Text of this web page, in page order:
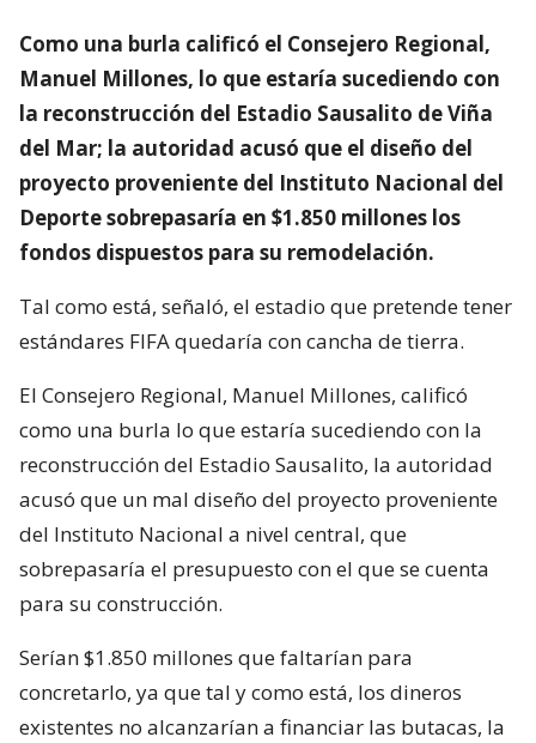
Como una burla calificó el Consejero Regional,
Manuel Millones, lo que estaría sucediendo con
la reconstrucción del Estadio Sausalito de Viña
del Mar; la autoridad acusó que el diseño del
proyecto proveniente del Instituto Nacional del
Deporte sobrepasaría en $1.850 millones los
fondos dispuestos para su remodelación.
Tal como está, señaló, el estadio que pretende tener
estándares FIFA quedaría con cancha de tierra.
El Consejero Regional, Manuel Millones, calificó
como una burla lo que estaría sucediendo con la
reconstrucción del Estadio Sausalito, la autoridad
acusó que un mal diseño del proyecto proveniente
del Instituto Nacional a nivel central, que
sobrepasaría el presupuesto con el que se cuenta
para su construcción.
Serían $1.850 millones que faltarían para
concretarlo, ya que tal y como está, los dineros
existentes no alcanzarían a financiar las butacas, la